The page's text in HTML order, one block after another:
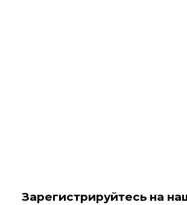
Зарегистрируйтесь на